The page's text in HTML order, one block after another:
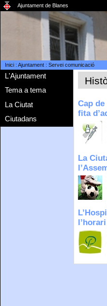
Ajuntament de Blanes
Inici: Ajuntament: Servei comunicació
L'Ajuntament
Tema a tema
La Ciutat
Ciutadans
Cap
fita
La